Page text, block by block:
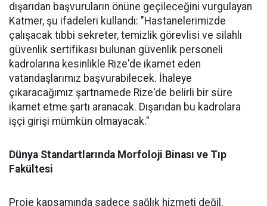
dışarıdan başvuruların önüne geçileceğini vurgulayan
Katmer, şu ifadeleri kullandı: "Hastanelerimizde
çalışacak tıbbi sekreter, temizlik görevlisi ve silahlı
güvenlik sertifikası bulunan güvenlik personeli
kadrolarına kesinlikle Rize'de ikamet eden
vatandaşlarımız başvurabilecek. İhaleye
çıkaracağımız şartnamede Rize'de belirli bir süre
ikamet etme şartı aranacak. Dışarıdan bu kadrolara
işçi girişi mümkün olmayacak."
Dünya Standartlarında Morfoloji Binası ve Tıp
Fakültesi
Proje kapsamında sadece sağlık hizmeti değil,